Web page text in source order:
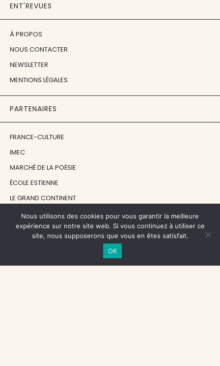
ENT'REVUES
À PROPOS
NOUS CONTACTER
NEWSLETTER
MENTIONS LÉGALES
PARTENAIRES
FRANCE-CULTURE
IMEC
MARCHÉ DE LA POÉSIE
ÉCOLE ESTIENNE
LE GRAND CONTINENT
DIACRITIK
EN ATTENDANT NADEAU
Nous utilisons des cookies pour vous garantir la meilleure
expérience sur notre site web. Si vous continuez à utiliser ce
site, nous supposerons que vous en êtes satisfait.
OK